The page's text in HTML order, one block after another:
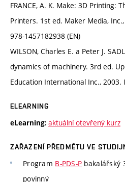
FRANCE, A. K. Make: 3D Printing:
Printers. 1st ed. Maker Media,
978-1457182938 (EN)
WILSON, Charles E. a Peter J.
dynamics of machinery. 3rd ed.
Education International Inc., 2003.
ELEARNING
eLearning: aktuální otevřený kurz
ZAŘAZENÍ PŘEDMĚTU VE
Program B-PDS-P bakalářský
povinný